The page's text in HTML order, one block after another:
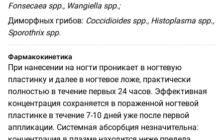
Fonsecaea spp., Wangiella spp.;
Диморфных грибов: Coccidioides spp., Histoplasma spp.,
Sporothrix spp.
Фармакокинетика
При нанесении на ногти проникает в ногтевую
пластинку и далее в ногтевое ложе, практически
полностью в течение первых 24 часов. Эффективная
концентрация сохраняется в пораженной ногтевой
пластинке в течение 7-10 дней уже после первой
аппликации. Системная абсорбция незначительна: